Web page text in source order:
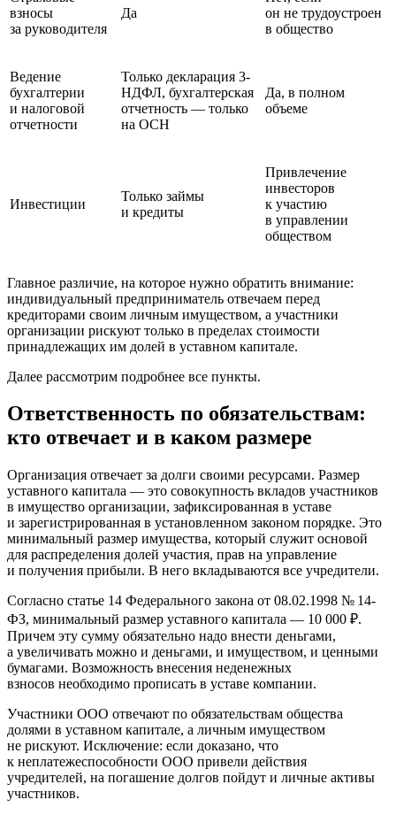
взносы
за руководителя
Да
он не трудоустроен
в общество
Ведение
бухгалтерии
и налоговой
отчетности
Только декларация 3-
НДФЛ, бухгалтерская
отчетность — только
на ОСН
Да, в полном
объеме
Инвестиции
Только займы
и кредиты
Привлечение
инвесторов
к участию
в управлении
обществом
Главное различие, на которое нужно обратить внимание:
индивидуальный предприниматель отвечаем перед
кредиторами своим личным имуществом, а участники
организации рискуют только в пределах стоимости
принадлежащих им долей в уставном капитале.
Далее рассмотрим подробнее все пункты.
Ответственность по обязательствам:
кто отвечает и в каком размере
Организация отвечает за долги своими ресурсами. Размер
уставного капитала — это совокупность вкладов участников
в имущество организации, зафиксированная в уставе
и зарегистрированная в установленном законом порядке. Это
минимальный размер имущества, который служит основой
для распределения долей участия, прав на управление
и получения прибыли. В него вкладываются все учредители.
Согласно статье 14 Федерального закона от 08.02.1998 № 14-
ФЗ, минимальный размер уставного капитала — 10 000 ₽.
Причем эту сумму обязательно надо внести деньгами,
а увеличивать можно и деньгами, и имуществом, и ценными
бумагами. Возможность внесения неденежных
взносов необходимо прописать в уставе компании.
Участники ООО отвечают по обязательствам общества
долями в уставном капитале, а личным имуществом
не рискуют. Исключение: если доказано, что
к неплатежеспособности ООО привели действия
учредителей, на погашение долгов пойдут и личные активы
участников.